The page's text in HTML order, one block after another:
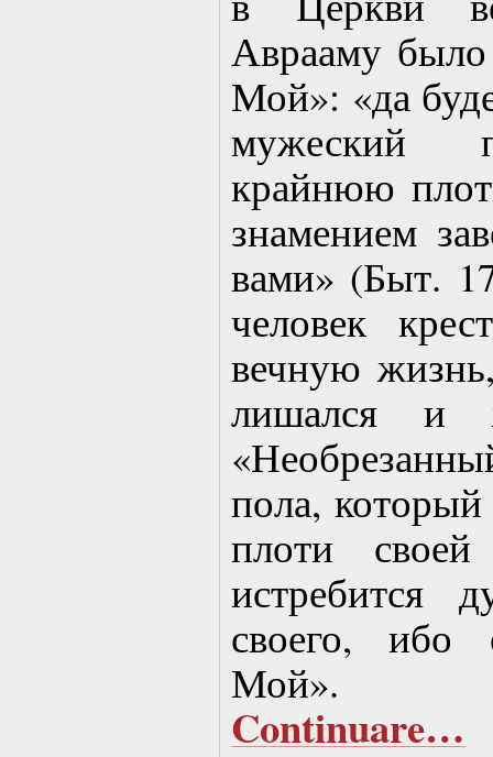
Аврааму было
Мой»: «да
мужеский
крайнюю
знамением
вами» (Быт.
человек
вечную
лишался и
пола,
плоти
истребится
своего, ибо
Мой».
Continuare…